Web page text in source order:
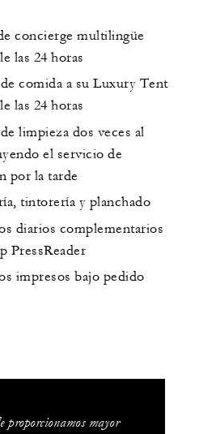
concierge multilingüe
las 24 horas
comida a su Luxury Tent
las 24 horas
limpieza dos veces al
el servicio de
por la tarde
tintorería y planchado
diarios complementarios
PressReader
impresos bajo pedido
proporcionamos mayor